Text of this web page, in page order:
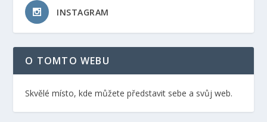
INSTAGRAM
O TOMTO WEBU
Skvělé místo, kde můžete představit sebe a svůj web.